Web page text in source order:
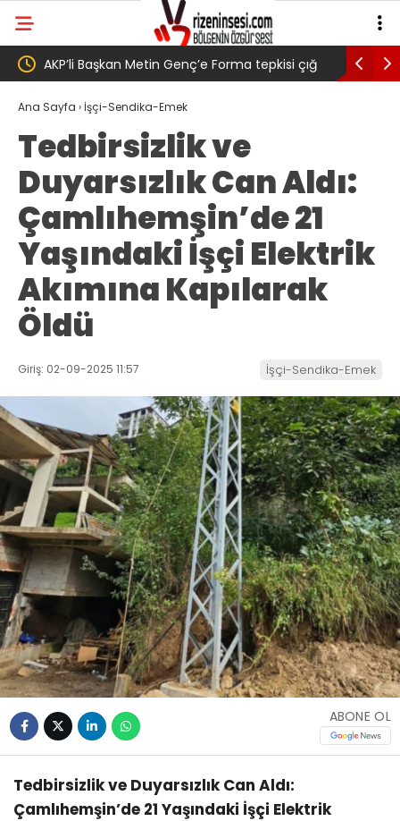
çığ Salah transferi sonrası 6661 forma alan
belediye başkanına ‘Kimin parasıyla’ sorusu
Ana Sayfa › İşçi-Sendika-Emek
Tedbirsizlik ve
Duyarsızlık Can Aldı:
Çamlıhemşin’de 21
Yaşındaki İşçi Elektrik
Akımına Kapılarak
Öldü
Giriş: 02-09-2025 11:57 İşçi-Sendika-Emek
ABONE OL
Tedbirsizlik ve Duyarsızlık Can Aldı:
Çamlıhemşin’de 21 Yaşındaki İşçi Elektrik